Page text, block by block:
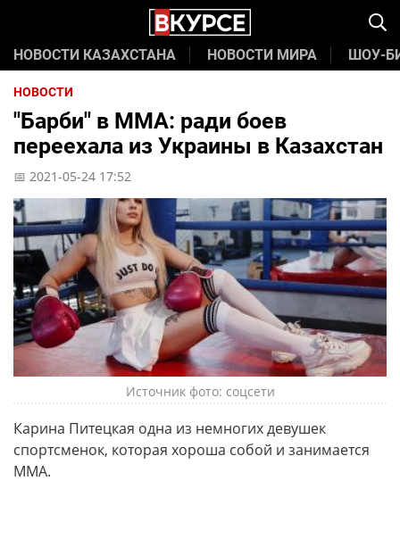
НОВОСТИ КАЗАХСТАНА НОВОСТИ МИРА ШОУ-
НОВОСТИ
"Барби" в ММА: ради боев
переехала из Украины в Казахстан
📅 2021-05-24 17:52
Источник фото: соцсети
Карина Питецкая одна из немногих девушек
спортсменок, которая хороша собой и занимается
ММА.